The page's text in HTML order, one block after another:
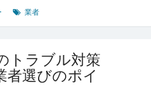
業者
トラブル対策
者選びのポイ